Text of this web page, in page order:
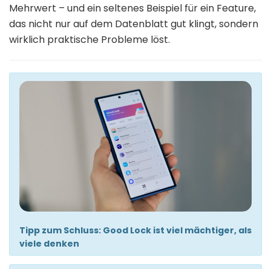
Mehrwert – und ein seltenes Beispiel für ein Feature,
das nicht nur auf dem Datenblatt gut klingt, sondern
wirklich praktische Probleme löst.
Tipp zum Schluss: Good Lock ist viel mächtiger, als
viele denken